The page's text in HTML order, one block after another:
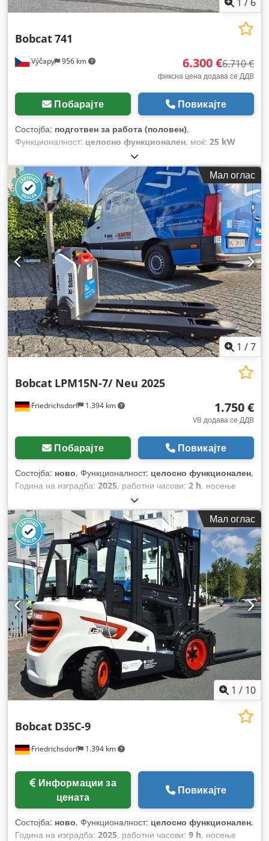
Výčapy 956 km
Bobcat741
6.300 €6.710 €
фиксна цена додава се ДДВ
Побарајте Повикајте
Состојба: подготвен за работа (половен),
Функционалност: целосно функционален, моќ: 25 kW
, Година на изградба:
часови:5.700 h,
Мал оглас
1 /7
Friedrichsdorf 1.394 km
Bobcat LPM15N-7/ Neu 2025
1.750 €
VB додава се ДДВ
Побарајте Повикајте
Состојба: ново, Функционалност: целосно функционален,
Година на изградба: 2025, работни часови: 2 h, носење
, висина на подигнување:
гориво:електричен, градежна височина:1.160 мм,
должина на вилушките:1.150 мм, празна тежина:123 кг,
вкупна должина:1.530 мм, тип на погон:Elektro , градежна
ширина:540 мм,
Мал оглас
1 / 10
Friedrichsdorf 1.394 km
Bobcat D35C-9
цената
Повикајте
Состојба: ново, Функционалност: целосно функционален,
Година на изградба: 2025, работни часови: 9 h, носење